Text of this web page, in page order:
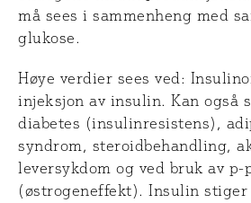
må sees i sammenheng med
glukose.
Høye verdier sees ved:
injeksjon av insulin. Kan også
diabetes (insulinresistens),
syndrom, steroidbehandling,
leversykdom og ved bruk av
(østrogeneffekt). Insulin